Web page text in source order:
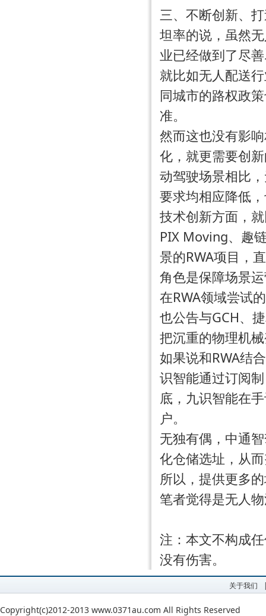
三、不断创新、
坦率的说，虽然
业已经做到了尽
就比如无人配送
同城市的路权政
准。
然而这也没有影
化，就更需要创
动驾驶场景相比
要求均相应降低
技术创新方面，
PIX Moving、趣
景的RWA项目，
角色是保障场景
在RWA领域尝试
也公告与GCH、
把沉重的物理机
如果说和RWA结
识智能通过订阅
底，九识智能在
户。
无独有偶，中通
化仓储选址，从
所以，提供更多
笔者觉得是无人
注：本文不构成
没有伤害。
关于我们
Copyright(c)2012-2013 www.0371au.com All Rights Reserved